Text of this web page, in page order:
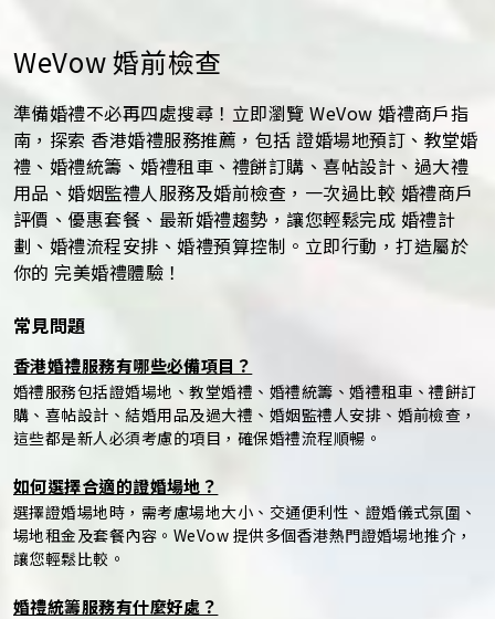
WeVow 婚前檢查
準備婚禮不必再四處搜尋！立即瀏覽 WeVow 婚禮商戶指
南，探索 香港婚禮服務推薦，包括 證婚場地預訂、教堂婚
禮、婚禮統籌、婚禮租車、禮餅訂購、喜帖設計、過大禮
用品、婚姻監禮人服務及婚前檢查，一次過比較 婚禮商戶
評價、優惠套餐、最新婚禮趨勢，讓您輕鬆完成 婚禮計
劃、婚禮流程安排、婚禮預算控制。立即行動，打造屬於
你的 完美婚禮體驗！
常見問題
香港婚禮服務有哪些必備項目？
婚禮服務包括證婚場地、教堂婚禮、婚禮統籌、婚禮租車、禮餅訂
購、喜帖設計、結婚用品及過大禮、婚姻監禮人安排、婚前檢查，
這些都是新人必須考慮的項目，確保婚禮流程順暢。
如何選擇合適的證婚場地？
選擇證婚場地時，需考慮場地大小、交通便利性、證婚儀式氛圍、
場地租金及套餐內容。WeVow 提供多個香港熱門證婚場地推介，
讓您輕鬆比較。
婚禮統籌服務有什麼好處？